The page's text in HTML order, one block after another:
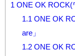
1 ONE OK ROCK(
1.1 ONE OK
are」
1.2ONE OK